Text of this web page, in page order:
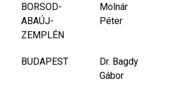
BORSOD-
ABAÚJ-
ZEMPLÉN
Molnár
Péter
BUDAPEST
Dr. Bagdy
Gábor